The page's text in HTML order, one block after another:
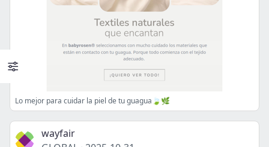
Lo mejor para cuidar la piel de tu guagua🍃🌿
wayfair